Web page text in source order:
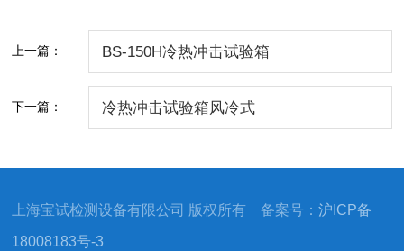
上一篇： BS-150H冷热冲击试验箱
下一篇： 冷热冲击试验箱风冷式
上海宝试检测设备有限公司 版权所有 备案号：沪ICP备
18008183号-3